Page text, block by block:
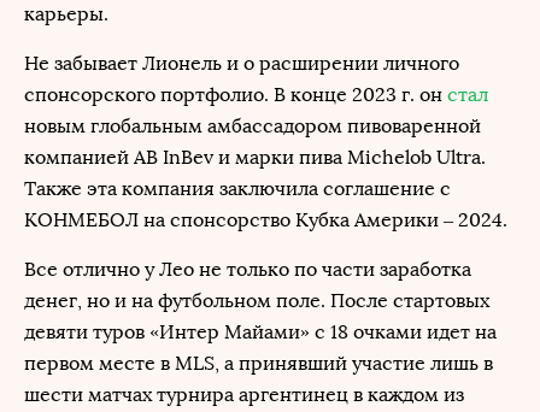
карьеры.
Не забывает Лионель и о расширении личного
спонсорского портфолио. В конце 2023 г. он стал
новым глобальным амбассадором пивоваренной
компанией AB InBev и марки пива Michelob Ultra.
Также эта компания заключила соглашение с
КОНМЕБОЛ на спонсорство Кубка Америки – 2024.
Все отлично у Лео не только по части заработка
денег, но и на футбольном поле. После стартовых
девяти туров «Интер Майами» с 18 очками идет на
первом месте в MLS, а принявший участие лишь в
шести матчах турнира аргентинец в каждом из